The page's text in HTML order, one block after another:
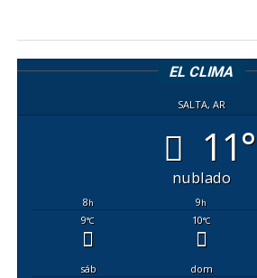
EL CLIMA
SALTA, AR
11°
nublado
8h 9h
9°C 10°C
sáb dom